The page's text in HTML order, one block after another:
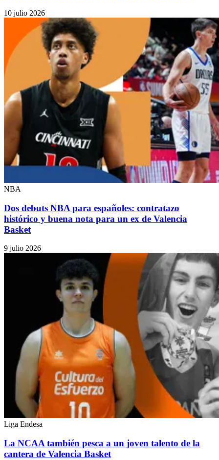
10 julio 2026
NBA
Dos debuts NBA para españoles: contratazo
histórico y buena nota para un ex de Valencia
Basket
9 julio 2026
Liga Endesa
La NCAA también pesca a un joven talento de la
cantera de Valencia Basket